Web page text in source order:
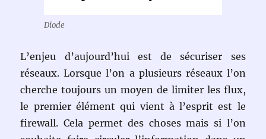
Diode
L’enjeu d’aujourd’hui est de sécuriser ses
réseaux. Lorsque l’on a plusieurs réseaux l’on
cherche toujours un moyen de limiter les flux,
le premier élément qui vient à l’esprit est le
firewall. Cela permet des choses mais si l’on